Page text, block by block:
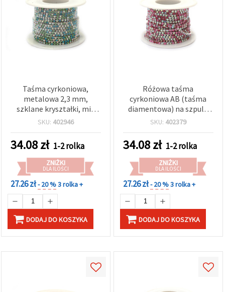
Taśma cyrkoniowa,
metalowa 2,3 mm,
szklane kryształki, mix
kolorów: niebieski,
przezroczysty, SS6, 9
metrów
SKU: 402946
34.08zł 1-2 rolka
ZNIŻKI
DLA ILOŚCI
27.26 zł- 20 %3 rolka +
DODAJ DO KOSZYKA
Różowa taśma
cyrkoniowa AB (taśma
diamentowa) na szpuli,
wielorzędowa akrylowa
wybierz szerokość i
długość — DIY rękodzieło,
wyroby biżuteryjne,
dekoracje ślubne i
eventowe, kostiumy,
zdobienia z efektem
kryształu
SKU: 402379
34.08zł 1-2 rolka
ZNIŻKI
DLA ILOŚCI
27.26 zł- 20 %3 rolka +
DODAJ DO KOSZYKA